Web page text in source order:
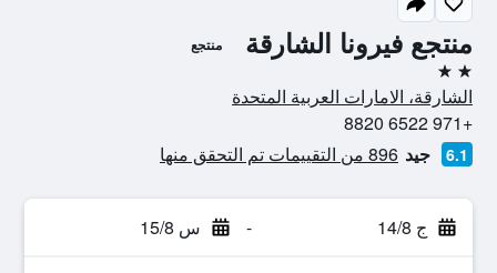
منتجع فيرونا الشارقة منتجع
2 نجمتين
الشارقة، الامارات العربية المتحدة
+971 6522 8820
6.1 جيد 896 من التقييمات تم التحقق منها
ج 14/8 - س 15/8